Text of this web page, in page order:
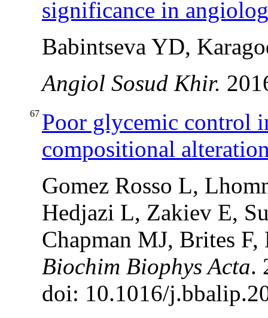
significance in
Babintseva YD,
Angiol Sosud Khir.
67 Poor glycemic control
compositional
Gomez Rosso L,
Hedjazi L, Zakiev E,
Chapman MJ, Brites
Biochim Biophys Acta.
doi: 10.1016/